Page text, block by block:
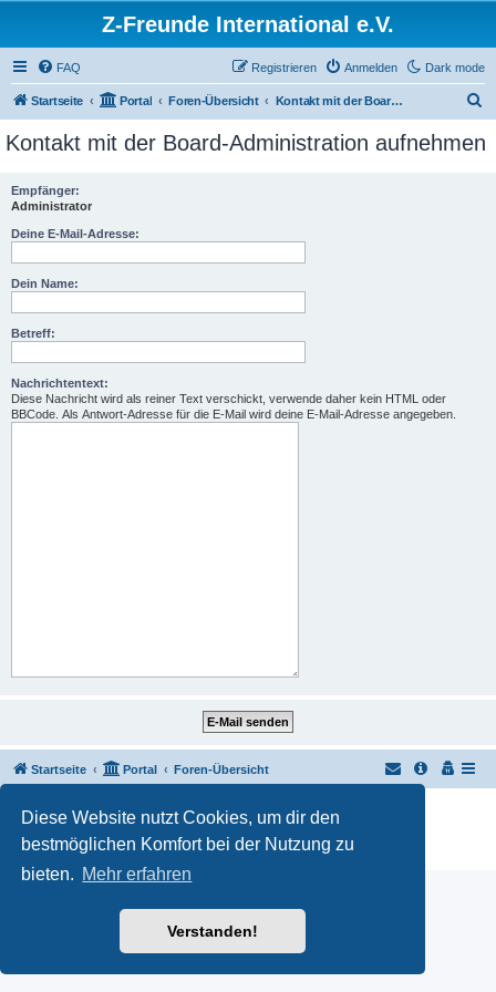
Diese Website nutzt Cookies, um dir den
bestmöglichen Komfort bei der Nutzung zu
bieten. Mehr erfahren
Verstanden!
Z-Freunde International e.V.
Dark mode
FAQ Anmelden
Registrieren
Startseite Portal Foren-Übersicht Kontakt mit der Board-Administration aufnehmen
c
Kontakt mit der Board-Administration aufnehmen
Empfänger:
Administrator
Deine E-Mail-Adresse:
Dein Name:
Betreff:
Nachrichtentext:
Diese Nachricht wird als reiner Text verschickt, verwende daher kein HTML oder
BBCode. Als Antwort-Adresse für die E-Mail wird deine E-Mail-Adresse angegeben.
Startseite Portal Foren-Übersicht
Powered by phpBB
® Forum Software © phpBB Limited
Customized by
Datenschutz|Nutzungsbedingungen